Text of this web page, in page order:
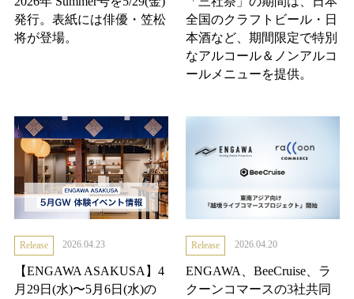
発行。表紙には俳優・笠松
将が登場。
全国のクラフトビール・日
本酒など、期間限定で特別
なアルコール＆ノンアルコ
ールメニューを提供。
Release 2026.04.23
【ENGAWA ASAKUSA】4
月29日(水)〜5月6日(水)の
Release 2026.04.20
ENGAWA、BeeCruise、ラ
クーンコマースの3社共同